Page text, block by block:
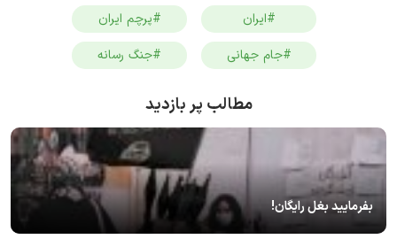
#ایران
#پرچم ایران
#جام جهانی
#جنگ رسانه
مطالب پر بازدید
بفرمایید بغل رایگان!